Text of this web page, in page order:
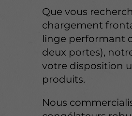
Que vous
chargement
linge performant
deux portes),
votre disposition
produits.
Nous